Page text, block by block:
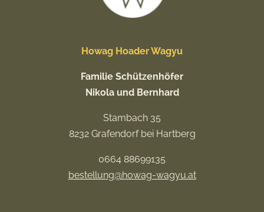
Howag Hoader Wagyu
Familie Schützenhöfer
Nikola und Bernhard
Stambach 35
8232 Grafendorf bei Hartberg
0664 88699135
bestellung@howag-wagyu.at